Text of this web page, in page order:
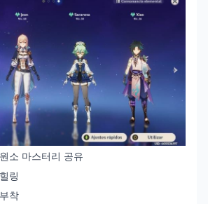
소 마스터리 공유
링
착